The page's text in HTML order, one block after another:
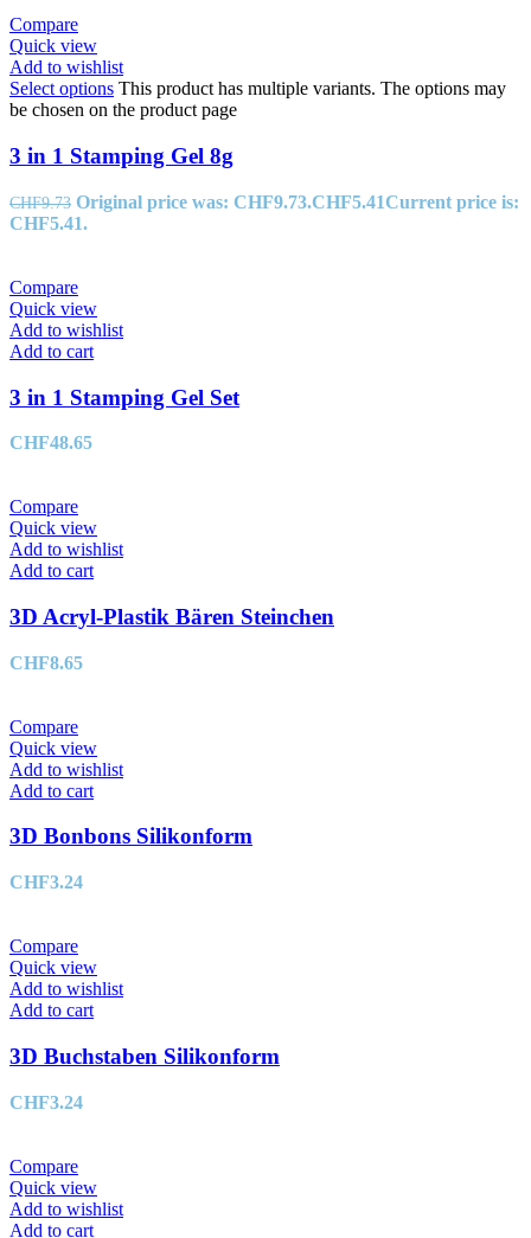
Compare
Quick view
Add to wishlist
Select options This product has multiple variants. The options may
be chosen on the product page
3 in 1 Stamping Gel 8g
CHF9.73 Original price was: CHF9.73.CHF5.41Current price is:
CHF5.41.
Compare
Quick view
Add to wishlist
Add to cart
3 in 1 Stamping Gel Set
CHF48.65
Compare
Quick view
Add to wishlist
Add to cart
3D Acryl-Plastik Bären Steinchen
CHF8.65
Compare
Quick view
Add to wishlist
Add to cart
3D Bonbons Silikonform
CHF3.24
Compare
Quick view
Add to wishlist
Add to cart
3D Buchstaben Silikonform
CHF3.24
Compare
Quick view
Add to wishlist
Add to cart